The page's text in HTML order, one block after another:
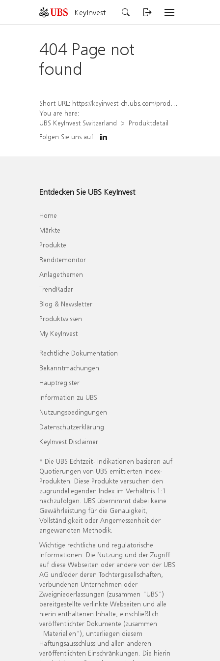
KeyInvest
404 Page not
found
Short URL: https://keyinvest-ch.ubs.com/produkt/detail/index/isin/CH1582446279
You are here:
UBS KeyInvest Switzerland
Produktdetail
Folgen Sie uns auf
Entdecken Sie UBS KeyInvest
Home
Märkte
Produkte
Renditemonitor
Anlagethemen
TrendRadar
Blog & Newsletter
Produktwissen
My KeyInvest
Rechtliche Dokumentation
Bekanntmachungen
Hauptregister
Information zu UBS
Nutzungsbedingungen
Datenschutzerklärung
KeyInvest Disclaimer
* Die UBS Echtzeit- Indikationen basieren auf
Quotierungen von UBS emittierten Index-
Produkten. Diese Produkte versuchen den
zugrundeliegenden Index im Verhältnis 1:1
nachzufolgen. UBS übernimmt dabei keine
Gewährleistung für die Genauigkeit,
Vollständigkeit oder Angemessenheit der
angewandten Methodik.
Wichtige rechtliche und regulatorische
Informationen. Die Nutzung und der Zugriff
auf diese Webseiten oder andere von der UBS
AG und/oder deren Tochtergesellschaften,
verbundenen Unternehmen oder
Zweigniederlassungen (zusammen "UBS")
bereitgestellte verlinkte Webseiten und alle
hierin enthaltenen Inhalte, einschließlich
veröffentlichter Dokumente (zusammen
"Materialien"), unterliegen diesem
Haftungsausschluss und allen anderen
veröffentlichten Einschränkungen. Die hierin